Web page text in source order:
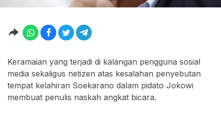
Keramaian yang terjadi di kalangan pengguna sosial
media sekaligus netizen atas kesalahan penyebutan
tempat kelahiran Soekarano dalam pidato Jokowi
membuat penulis naskah angkat bicara.